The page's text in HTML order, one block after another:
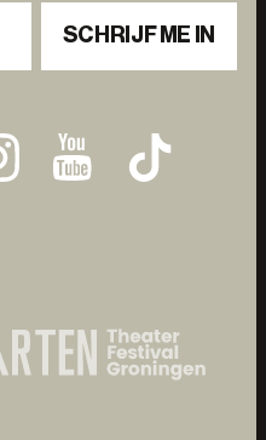
SCHRIJF ME IN